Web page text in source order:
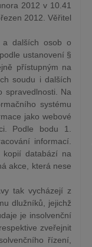
2012 v 10.41
2012. Věřitel
a dalších osob o
ustanovení §
přístupným na
soudu i dalších
spravedlnosti. Na
systému
jako webové
Podle bodu 1.
informací.
kopií databází na
akce, která nese
tak vycházejí z
dlužníků, jejichž
je insolvenční
zveřejnit
řízení,